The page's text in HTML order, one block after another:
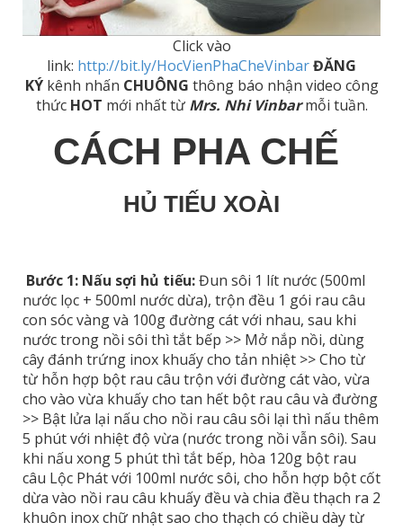
Click vào
link: http://bit.ly/HocVienPhaCheVinbarĐĂNG
KÝkênh nhấn CHUÔNG thông báo nhận video công
thức HOT mới nhất từ Mrs. Nhi Vinbarmỗi tuần.
CÁCH PHA CHẾ
HỦ TIẾU XOÀI
Bước 1: Nấu sợi hủ tiếu:Đun sôi 1 lít nước (500ml
nước lọc + 500ml nước dừa), trộn đều 1 gói rau câu
con sóc vàng và 100g đường cát với nhau, sau khi
nước trong nồi sôi thì tắt bếp >> Mở nắp nồi, dùng
cây đánh trứng inox khuấy cho tản nhiệt >> Cho từ
từ hỗn hợp bột rau câu trộn với đường cát vào, vừa
cho vào vừa khuấy cho tan hết bột rau câu và đường
>> Bật lửa lại nấu cho nồi rau câu sôi lại thì nấu thêm
5 phút với nhiệt độ vừa (nước trong nồi vẫn sôi). Sau
khi nấu xong 5 phút thì tắt bếp, hòa 120g bột rau
câu Lộc Phát với 100ml nước sôi, cho hỗn hợp bột cốt
dừa vào nồi rau câu khuấy đều và chia đều thạch ra 2
khuôn inox chữ nhật sao cho thạch có chiều dày từ